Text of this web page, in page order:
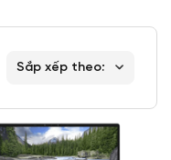
Sắp xếp theo: